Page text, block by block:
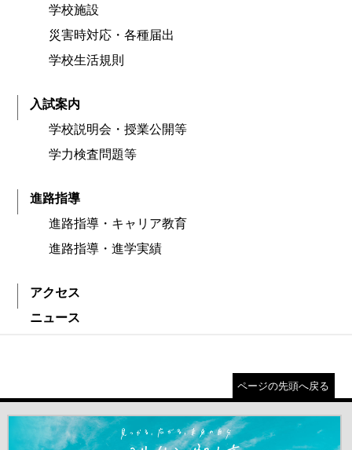
学校施設
災害時対応・各種届出
学校生活規則
入試案内
学校説明会・授業公開等
学力検査問題等
進路指導
進路指導・キャリア教育
進路指導・進学実績
アクセス
ニュース
ページの先頭へ戻る
＃だから都立高（別ウインドウが開きます）